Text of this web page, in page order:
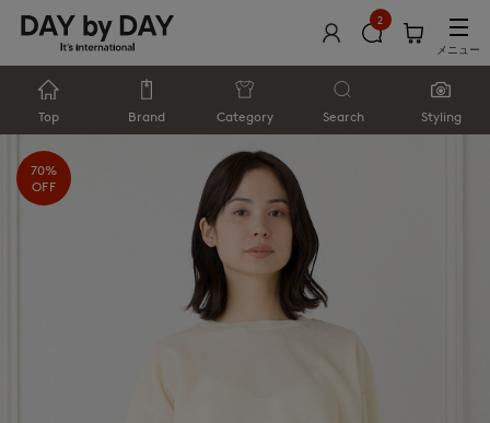
2
メニュー
Top Brand Category Search Styling
70%
OFF